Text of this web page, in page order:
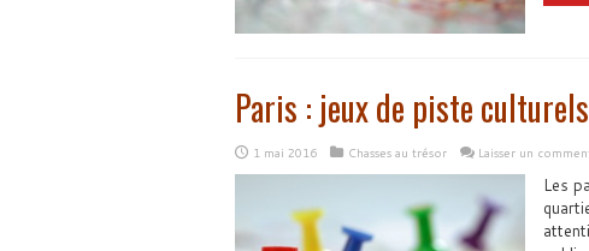
Paris : jeux de piste
1 mai 2016 Chasses au trésor Laisser un
Les